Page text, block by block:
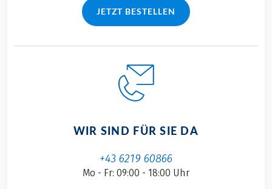
JETZT BESTELLEN
WIR SIND FÜR SIE DA
+43 6219 60866
Mo - Fr: 09:00 - 18:00 Uhr